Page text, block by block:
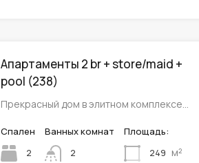
Апартаменты 2 br + store/maid +
pool (238)
Прекрасный дом в элитном комплексе…
Спален
2
Ванных комнат
2
Площадь:
249 м²